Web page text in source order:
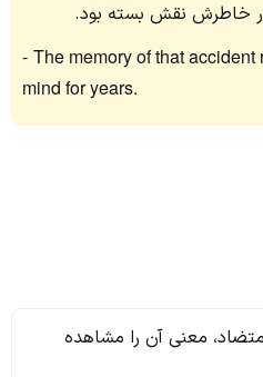
خاطرش نقش بسته بود.
The memory of that
mind for years.
معنی آن را مشاهده